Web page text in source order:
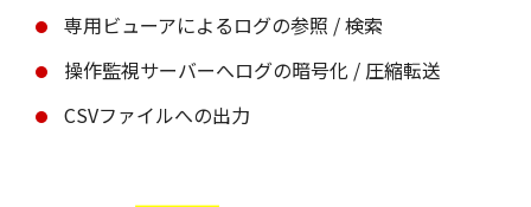
専用ビューアによるログの参照 / 検索
操作監視サーバーへログの暗号化 / 圧縮転送
CSVファイルへの出力